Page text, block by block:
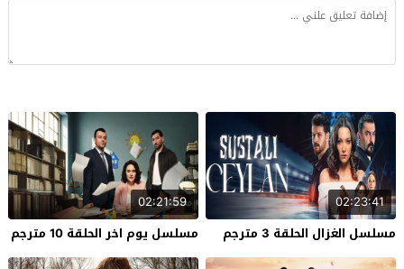
02:23:41
مسلسل الغزال الحلقة 3 مترجم
02:21:59
مسلسل يوم اخر الحلقة 10 مترجم